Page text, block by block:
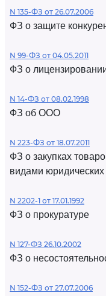
N 135-ФЗ от 26.07.2006
ФЗ о защите
N 99-ФЗ от 04.05.2011
ФЗ о
N 14-ФЗ от 08.02.1998
ФЗ об ООО
N 223-ФЗ от 18.07.2011
ФЗ о закупках
видами юридических
N 2202-1 от 17.01.1992
ФЗ о прокуратуре
N 127-ФЗ 26.10.2002
ФЗ о
N 152-ФЗ от 27.07.2006